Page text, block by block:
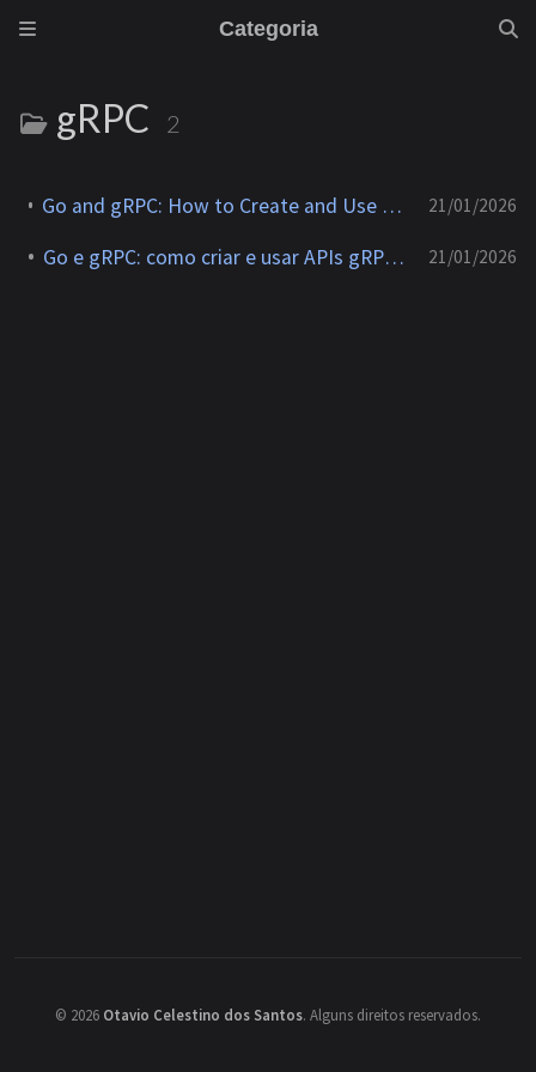
Categoria
gRPC 2
Go and gRPC: How to Create and Use gRPC APIs from Scratch 21/01/2026
Go e gRPC: como criar e usar APIs gRPC do zero 21/01/2026
© 2026 Otavio Celestino dos Santos. Alguns direitos reservados.